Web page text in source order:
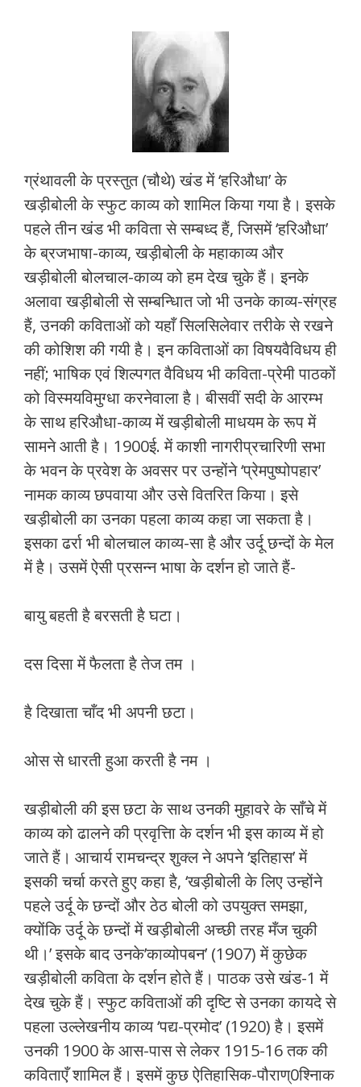
ग्रंथावली के प्रस्तुत (चौथे) खंड में ‘हरिऔधा’ के
खड़ीबोली के स्फुट काव्य को शामिल किया गया है। इसके
पहले तीन खंड भी कविता से सम्बध्द हैं, जिसमें ‘हरिऔधा’
के ब्रजभाषा-काव्य, खड़ीबोली के महाकाव्य और
खड़ीबोली बोलचाल-काव्य को हम देख चुके हैं। इनके
अलावा खड़ीबोली से सम्बन्धिात जो भी उनके काव्य-संग्रह
हैं, उनकी कविताओं को यहाँ सिलसिलेवार तरीके से रखने
की कोशिश की गयी है। इन कविताओं का विषयवैविधय ही
नहीं; भाषिक एवं शिल्पगत वैविधय भी कविता-प्रेमी पाठकों
को विस्मयविमुग्धा करनेवाला है। बीसवीं सदी के आरम्भ
के साथ हरिऔधा-काव्य में खड़ीबोली माधयम के रूप में
सामने आती है। 1900ई. में काशी नागरीप्रचारिणी सभा
के भवन के प्रवेश के अवसर पर उन्होंने ‘प्रेमपुष्पोपहार’
नामक काव्य छपवाया और उसे वितरित किया। इसे
खड़ीबोली का उनका पहला काव्य कहा जा सकता है।
इसका ढर्रा भी बोलचाल काव्य-सा है और उर्दू छन्दों के मेल
में है। उसमें ऐसी प्रसन्न भाषा के दर्शन हो जाते हैं-
बायु बहती है बरसती है घटा।
दस दिसा में फैलता है तेज तम ।
है दिखाता चाँद भी अपनी छटा।
ओस से धारती हुआ करती है नम ।
खड़ीबोली की इस छटा के साथ उनकी मुहावरे के साँचे में
काव्य को ढालने की प्रवृत्तिा के दर्शन भी इस काव्य में हो
जाते हैं। आचार्य रामचन्द्र शुक्ल ने अपने ‘इतिहास’ में
इसकी चर्चा करते हुए कहा है, ‘खड़ीबोली के लिए उन्होंने
पहले उर्दू के छन्दों और ठेठ बोली को उपयुक्त समझा,
क्योंकि उर्दू के छन्दों में खड़ीबोली अच्छी तरह मँज चुकी
थी।’ इसके बाद उनके’काव्योपबन’ (1907) में कुछेक
खड़ीबोली कविता के दर्शन होते हैं। पाठक उसे खंड-1 में
देख चुके हैं। स्फुट कविताओं की दृष्टि से उनका कायदे से
पहला उल्लेखनीय काव्य ‘पद्य-प्रमोद’ (1920) है। इसमें
उनकी 1900 के आस-पास से लेकर 1915-16 तक की
कविताएँ शामिल हैं। इसमें कुछ ऐतिहासिक-पौराण्0श्निाक